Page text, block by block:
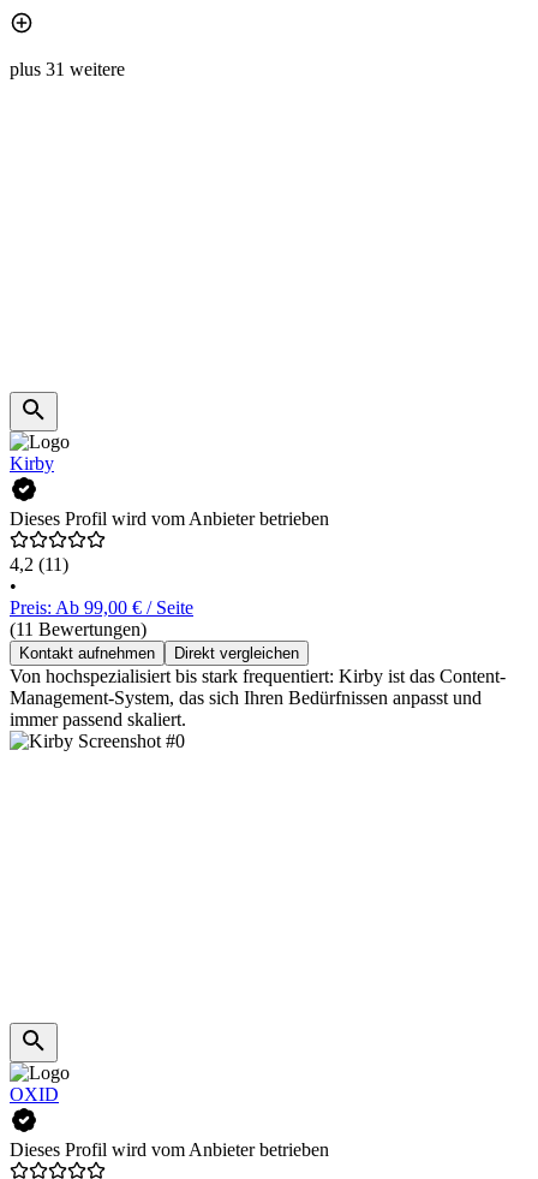
plus 31 weitere
Kirby
Dieses Profil wird vom Anbieter betrieben
4,2 (11)
•
Preis: Ab 99,00 € / Seite
(11 Bewertungen)
Kontakt aufnehmen Direkt vergleichen
Von hochspezialisiert bis stark frequentiert: Kirby ist das Content-
Management-System, das sich Ihren Bedürfnissen anpasst und
immer passend skaliert.
OXID
Dieses Profil wird vom Anbieter betrieben